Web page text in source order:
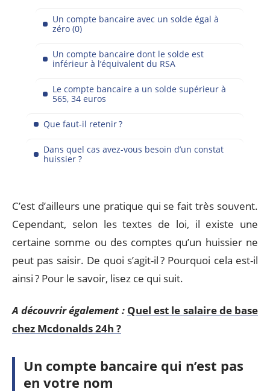
Un compte bancaire avec un solde égal à
zéro (0)
Un compte bancaire dont le solde est
inférieur à l’équivalent du RSA
Le compte bancaire a un solde supérieur à
565, 34 euros
Que faut-il retenir ?
Dans quel cas avez-vous besoin d’un constat
huissier ?
C’est d’ailleurs une pratique qui se fait très souvent.
Cependant, selon les textes de loi, il existe une
certaine somme ou des comptes qu’un huissier ne
peut pas saisir. De quoi s’agit-il ? Pourquoi cela est-il
ainsi ? Pour le savoir, lisez ce qui suit.
A découvrir également : Quel est le salaire de base
chez Mcdonalds 24h ?
Un compte bancaire qui n’est pas
en votre nom